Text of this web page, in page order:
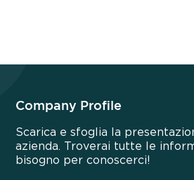
Company Profile
Scarica e sfoglia la
azienda. Troverai tutte le
bisogno per conoscerci!